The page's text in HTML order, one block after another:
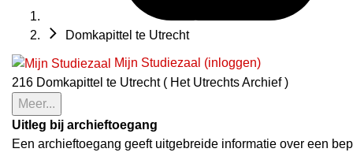
Domkapittel te Utrecht
Mijn Studiezaal (inloggen)
216 Domkapittel te Utrecht ( Het Utrechts Archief )
Meer...
Uitleg bij archieftoegang
Een archieftoegang geeft uitgebreide informatie over een